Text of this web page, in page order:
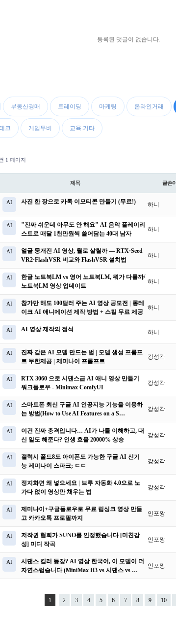
등록된 댓글이 없습니다.
부동산경매 트레이딩 마케팅 온라인거래
크 게임무비 교육.기타
1 페이지
제목 글쓴이
AI 사진 한 장으로 카톡 이모티콘 만들기 (무료!) 하니
AI
"진짜 쉬운데 아무도 안 해요" AI 음악 플레이리
스트로 매달 1천만원씩 쓸어담는 40대 남자
하니
AI
얼굴 뭉개진 AI 영상, 뭘로 살릴까 — RTX·Seed
VR2·FlashVSR 비교와 FlashVSR 설치법
하니
AI
한글 노트북LM vs 영어 노트북LM, 뭐가 다를까/
노트북LM 영상 업데이트
하니
AI
참가만 해도 100달러 주는 AI 영상 공모전 | 롱테
이크 AI 애니메이션 제작 방법 + 스킬 무료 제공
하니
AI AI 영상 제작의 정석 하니
AI
진짜 같은 AI 모델 만드는 법 | 모델 생성 프롬프
트 무한제공 | 제미나이 프롬프트
강성각
AI
RTX 3060 으로 시댄스급 AI 애니 영상 만들기
워크플로우 - Minimax ComfyUI
강성각
AI
스마트폰 최신 구글 AI 인공지능 기능을 이용하
는 방법(How to Use AI Features on a S…
강성각
AI
이건 진짜 충격입니다… AI가 나를 이해하고, 대
신 일도 해준다? 인생 효율 20000% 상승
강성각
AI
갤럭시 폴드8도 아이폰도 가능한 구글 AI 신기
능 제미나이 스파크; ㄷㄷ
강성각
AI
정지화면 왜 넣으세요 | 브루 자동화 4.0으로 노
가다 없이 영상만 채우는 법
강성각
AI
제미나이+구글플로우로 무료 립싱크 영상 만들
고 카카오톡 프로필까지
인포짱
AI
저작권 협회가 SUNO를 인정했습니다 [미친감
성] 미디 작곡
인포짱
AI
시댄스 킬러 등장? AI 영상 한국어, 이 모델이 더
자연스럽습니다 (MiniMax H3 vs 시댄스 vs …
인포짱
1 2 3 4 5 6 7 8 9 10